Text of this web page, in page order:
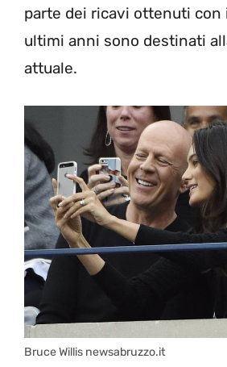
parte dei ricavi ottenuti con
ultimi anni sono destinati
attuale.
Bruce Willis newsabruzzo.it